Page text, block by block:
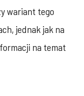
wariant tego
jednak jak na
na temat